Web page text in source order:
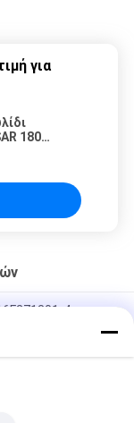
για
180
4
για κινητήρα